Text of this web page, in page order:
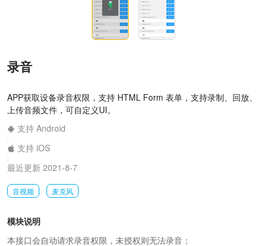
录音
APP获取设备录音权限，支持 HTML Form 表单，支持录制、回放、
上传音频文件，可自定义UI。
支持 Android
支持 iOS
最近更新 2021-8-7
音视频 麦克风
模块说明
本接口会自动请求录音权限，未授权则无法录音；